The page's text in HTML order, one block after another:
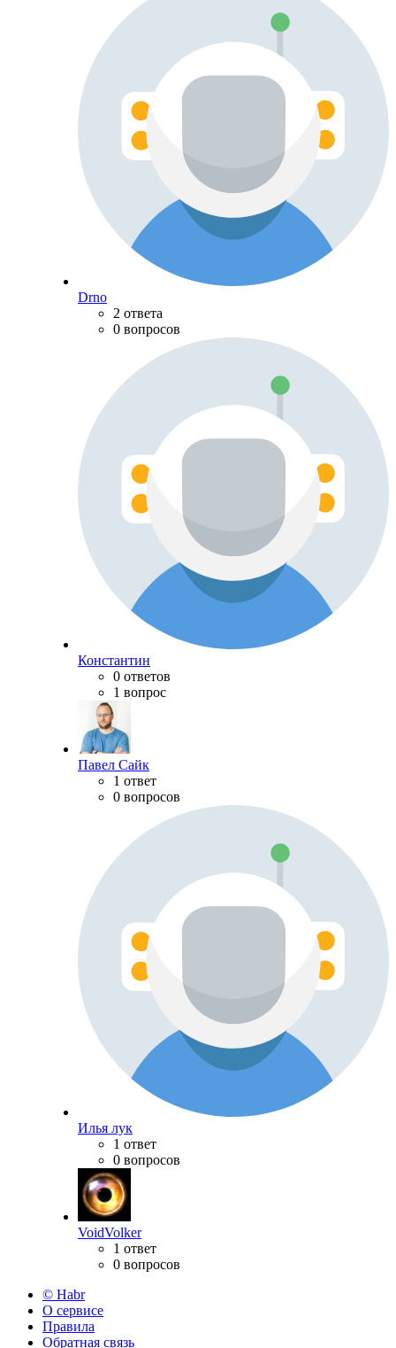
Drno
2 ответа
0 вопросов
Константин
0 ответов
1 вопрос
Павел Сайк
1 ответ
0 вопросов
Илья лук
1 ответ
0 вопросов
VoidVolker
1 ответ
0 вопросов
© Habr
О сервисе
Правила
Обратная связь